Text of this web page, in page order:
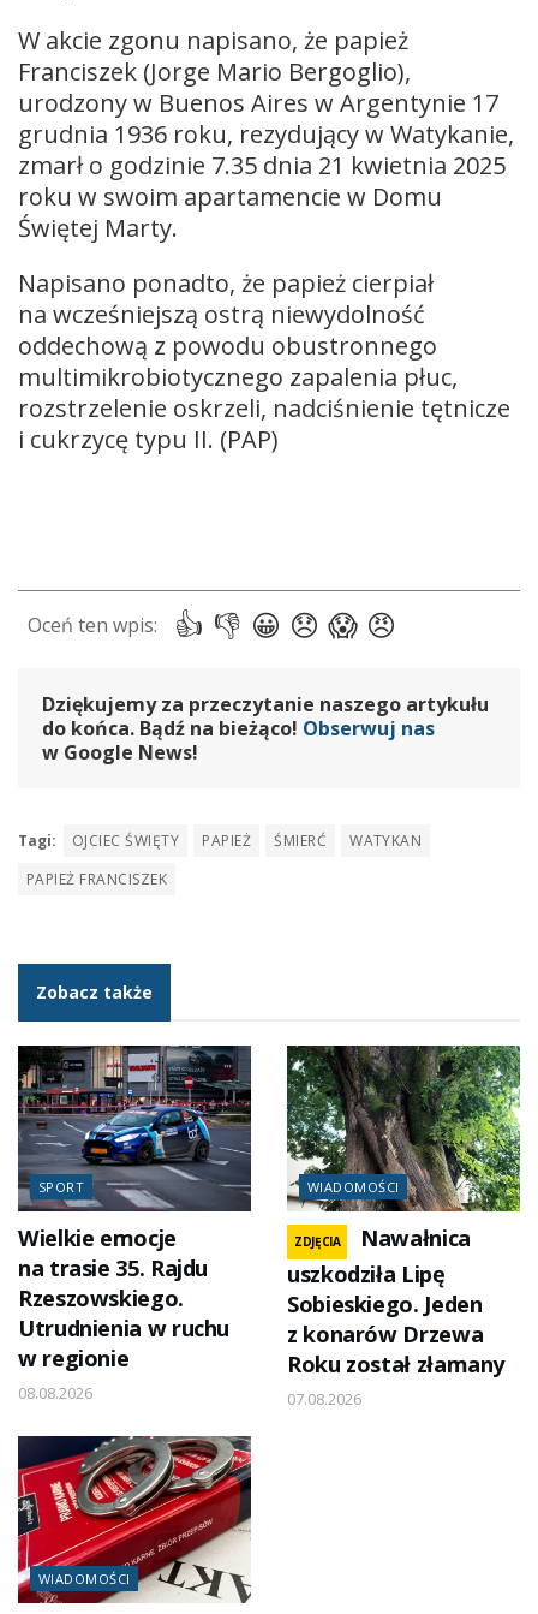
W akcie zgonu napisano, że papież
Franciszek (Jorge Mario Bergoglio),
urodzony w Buenos Aires w Argentynie 17
grudnia 1936 roku, rezydujący w Watykanie,
zmarł o godzinie 7.35 dnia 21 kwietnia 2025
roku w swoim apartamencie w Domu
Świętej Marty.
Napisano ponadto, że papież cierpiał
na wcześniejszą ostrą niewydolność
oddechową z powodu obustronnego
multimikrobiotycznego zapalenia płuc,
rozstrzelenie oskrzeli, nadciśnienie tętnicze
i cukrzycę typu II. (PAP)
Dziękujemy za przeczytanie naszego artykułu
do końca. Bądź na bieżąco! Obserwuj nas
w Google News!
Tagi: OJCIEC ŚWIĘTY PAPIEŻ ŚMIERĆ
WATYKAN
PAPIEŻ FRANCISZEK
Zobacz także
SPORT
Wielkie emocje
na trasie 35. Rajdu
Rzeszowskiego.
Utrudnienia w ruchu
w regionie
08.08.2026
WIADOMOŚCI
ZDJĘCIA
Nawałnica
uszkodziła Lipę
Sobieskiego. Jeden
z konarów Drzewa
Roku został złamany
07.08.2026
WIADOMOŚCI